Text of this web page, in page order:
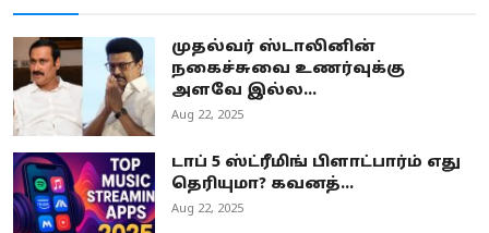
முதல்வர் ஸ்டாலினின்
நகைச்சுவை உணர்வுக்கு
அளவே இல்ல...
Aug 22, 2025
டாப் 5 ஸ்ட்ரீமிங் பிளாட்பார்ம் எது
தெரியுமா? கவனத்...
Aug 22, 2025